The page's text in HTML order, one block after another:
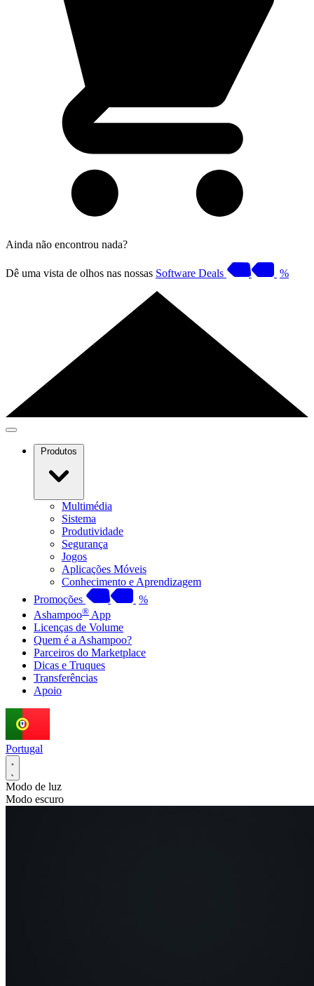
Ainda não encontrou nada?
Dê uma vista de olhos nas nossas Software Deals %
Produtos
Multimédia
Sistema
Produtividade
Segurança
Jogos
Aplicações Móveis
Conhecimento e Aprendizagem
Promoções
%
Ashampoo® App
Licenças de Volume
Quem é a Ashampoo?
Parceiros do Marketplace
Dicas e Truques
Transferências
Apoio
Portugal
Modo de luz
Modo escuro